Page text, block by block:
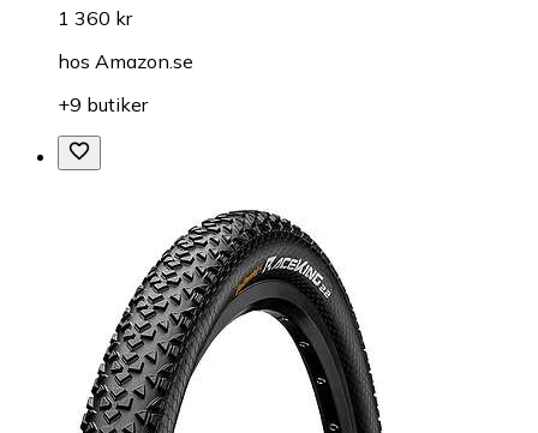
1 360 kr
hos Amazon.se
+9 butiker